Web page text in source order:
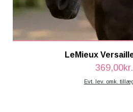
LeMieux
369,00kr.
Evt. lev. omk.